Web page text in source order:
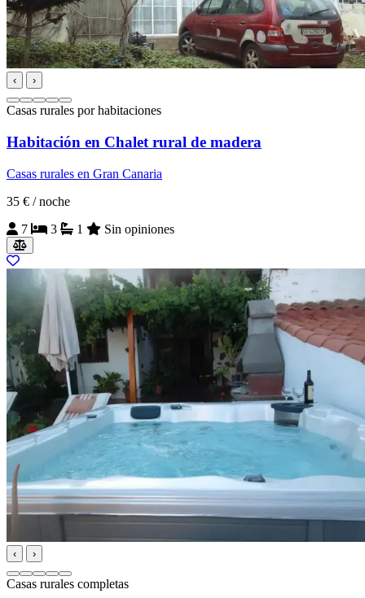
‹ ›
Casas rurales por habitaciones
Habitación en Chalet rural de madera
Casas rurales en Gran Canaria
35 € / noche
7
3 1 Sin opiniones
‹ ›
Casas rurales completas